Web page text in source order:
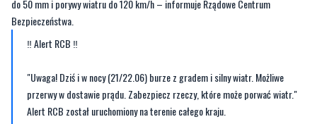
"Uwaga! Dziś i w nocy (21/22.06) burze z gradem i silny wiatr. Możliwe
przerwy w dostawie prądu. Zabezpiecz rzeczy, które może porwać wiatr."
Prognozowane opady deszczu do 50 mm i porywy wiatru do 120 km/h.
pic.twitter.com/FTmhN4CIbI